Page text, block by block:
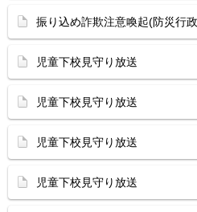
振り込め詐欺注意喚起(防災行
児童下校見守り放送
児童下校見守り放送
児童下校見守り放送
児童下校見守り放送